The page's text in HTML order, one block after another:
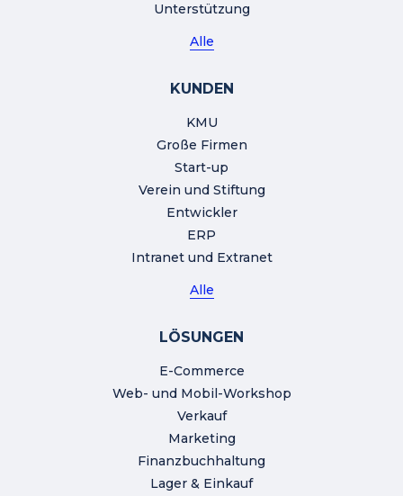
Unterstützung
Alle
KUNDEN
KMU
Große Firmen
Start-up
Verein und Stiftung
Entwickler
ERP
Intranet und Extranet
Alle
LÖSUNGEN
E-Commerce
Web- und Mobil-Workshop
Verkauf
Marketing
Finanzbuchhaltung
Lager & Einkauf